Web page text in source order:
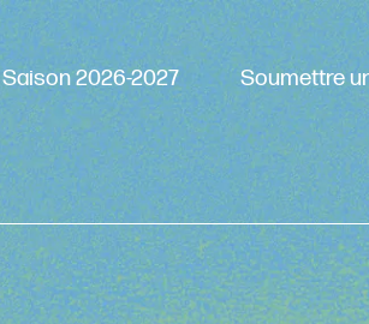
Saison 2026-2027 Soumettre